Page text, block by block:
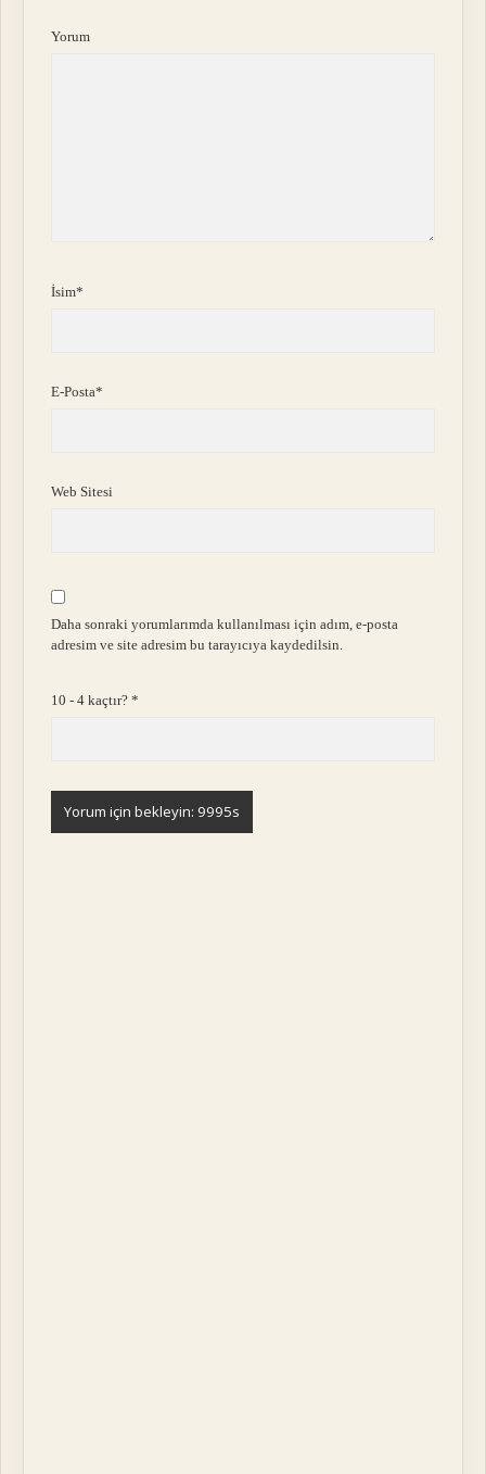
Yorum
İsim*
E-Posta*
Web Sitesi
Daha sonraki yorumlarımda kullanılması için adım, e-posta
adresim ve site adresim bu tarayıcıya kaydedilsin.
10 - 4 kaçtır?*